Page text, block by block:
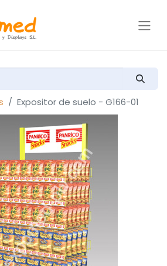
Expositor de suelo - G166-01